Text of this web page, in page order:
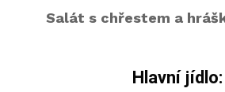
Salát s chřestem a
Hlavní jídlo: